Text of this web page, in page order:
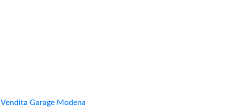
Vendita Garage Modena